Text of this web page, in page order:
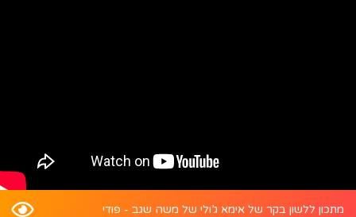
מתכון ללשון בקר של אימא ג’ולי של משה שגב - פודי